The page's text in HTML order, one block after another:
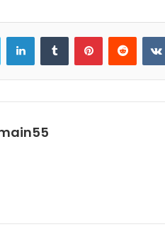
Twitter LinkedInTumblr PinterestReddit